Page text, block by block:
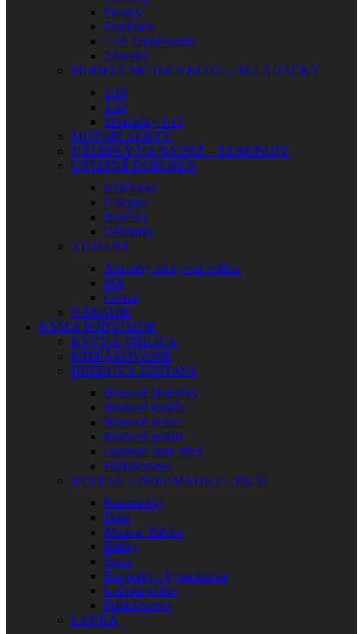
Poistky
Prepínače
CDI Zapaľovanie
Zásuvky
MODELY MOTOCYKLOV – SKLADAČKY
1:18
1:12
Skladačky 1:12
MOTOPLACHTY
NÁLEPKY NA NÁDRŽ – TANKPADY
OSTATNÉ DOPLNKY
Kľúčenky
Nálepky
Hrnčeky
Dáždniky
STOJANY
Adaptéry na kyvnú vidlicu
MX
Cestné
NÁRADIE
RÁM A PODVOZOK
KYVNÁ VIDLICA
PREPÁKOVANIE
BRZDOVÁ SÚSTAVA
Brzdové platničky
Brzdové kotúče
Brzdové hadice
Brzdové pedále
Opravné sady bŕzd
Príslušenstvo
KOLESÁ – PNEUMATIKY – DUŠE
Pneumatiky
Duše
Mousse-Tubliss
Ráfiky
Špice
Rozperky / Vymedzenia
Ložiská kolies
Príslušenstvo
LANKÁ